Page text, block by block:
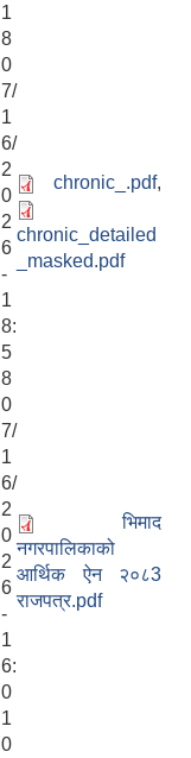
1
8
0
7/
1
6/
2
0
2
6
-
1
8:
5
8
chronic_.pdf,
chronic_detailed
_masked.pdf
0
7/
1
6/
2
0
2
6
-
1
6:
0
1
भिमाद
नगरपालिकाको
आर्थिक ऐन २०८3
राजपत्र.pdf
0